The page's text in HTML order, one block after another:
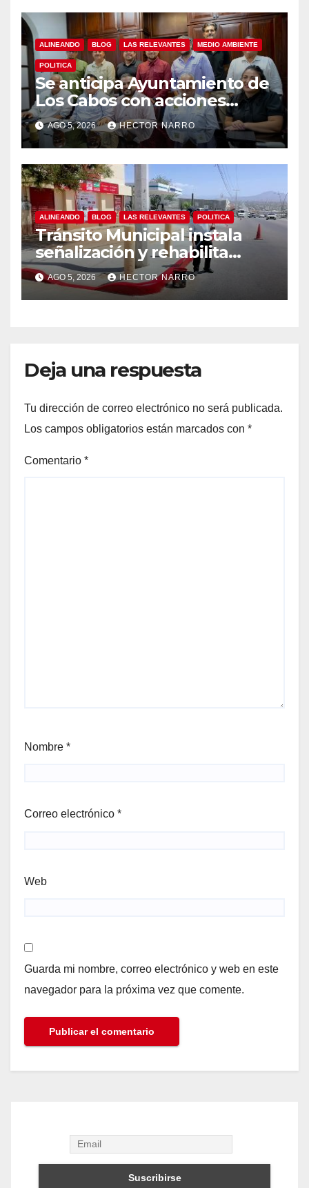
ALINEANDO BLOG LAS RELEVANTES MEDIO AMBIENTE
POLITICA
Se anticipa Ayuntamiento de
Los Cabos con acciones
preventivas ante lluvias en el
centro histórico
AGO 5, 2026 HECTOR NARRO
ALINEANDO BLOG LAS RELEVANTES POLITICA
Tránsito Municipal instala
señalización y rehabilita
cruces peatonales en Los
Cabos
AGO 5, 2026 HECTOR NARRO
Deja una respuesta
Tu dirección de correo electrónico no será publicada.
Los campos obligatorios están marcados con *
Comentario *
Nombre *
Correo electrónico *
Web
Guarda mi nombre, correo electrónico y web en este
navegador para la próxima vez que comente.